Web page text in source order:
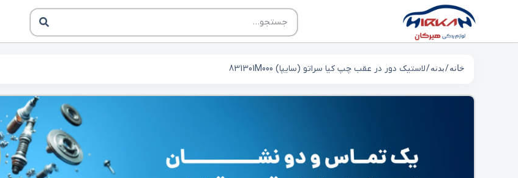
خانه/بدنه/ لاستیک دور در عقب چپ کیا سراتو (سایپا) 831301M000